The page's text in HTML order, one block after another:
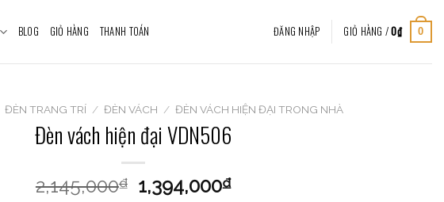
BLOG GIỎ HÀNG THANH TOÁN ĐĂNG NHẬP GIỎ HÀNG /0₫ 0
ĐÈN TRANG TRÍ / ĐÈN VÁCH / ĐÈN VÁCH HIỆN ĐẠI TRONG NHÀ
Đèn vách hiện đại VDN506
2,145,000₫ 1,394,000₫